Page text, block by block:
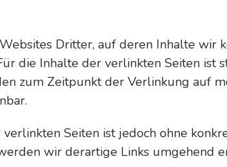
Dritter, auf deren Inhalte wir
die Inhalte der verlinkten Seiten
zum Zeitpunkt der Verlinkung auf
Seiten ist jedoch ohne
wir derartige Links umgehend